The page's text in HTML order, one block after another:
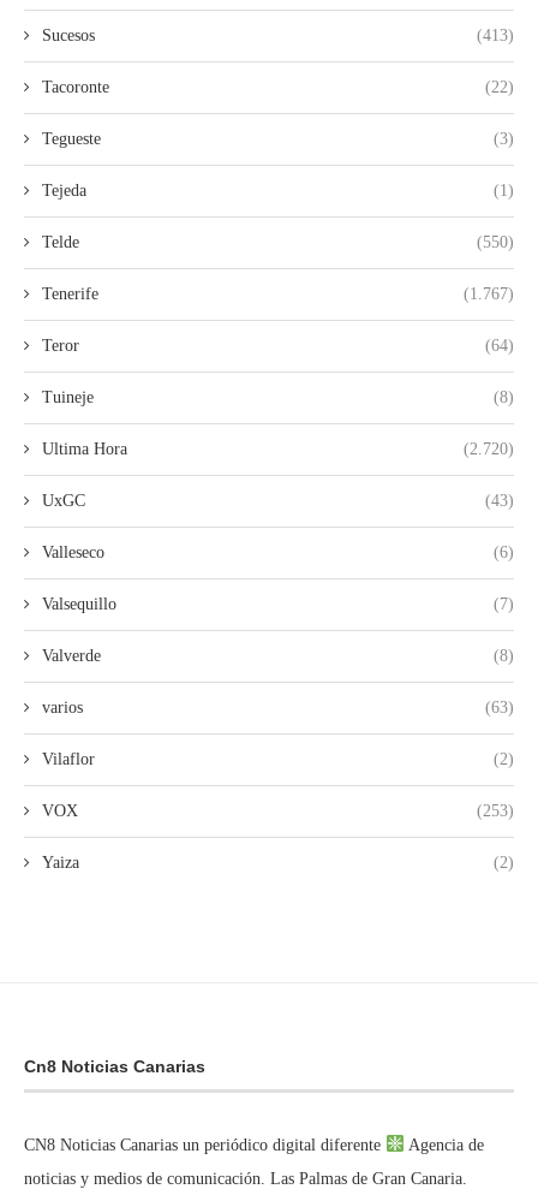
Sucesos (413)
Tacoronte (22)
Tegueste (3)
Tejeda (1)
Telde (550)
Tenerife (1.767)
Teror (64)
Tuineje (8)
Ultima Hora (2.720)
UxGC (43)
Valleseco (6)
Valsequillo (7)
Valverde (8)
varios (63)
Vilaflor (2)
VOX (253)
Yaiza (2)
Cn8 Noticias Canarias
CN8 Noticias Canarias un periódico digital diferente
Agencia de
noticias y medios de comunicación. Las Palmas de Gran Canaria.